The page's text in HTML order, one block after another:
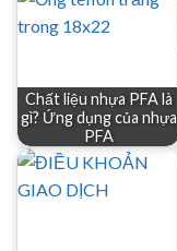
Chất liệu nhựa PFA là
gì? Ứng dụng của nhựa
PFA